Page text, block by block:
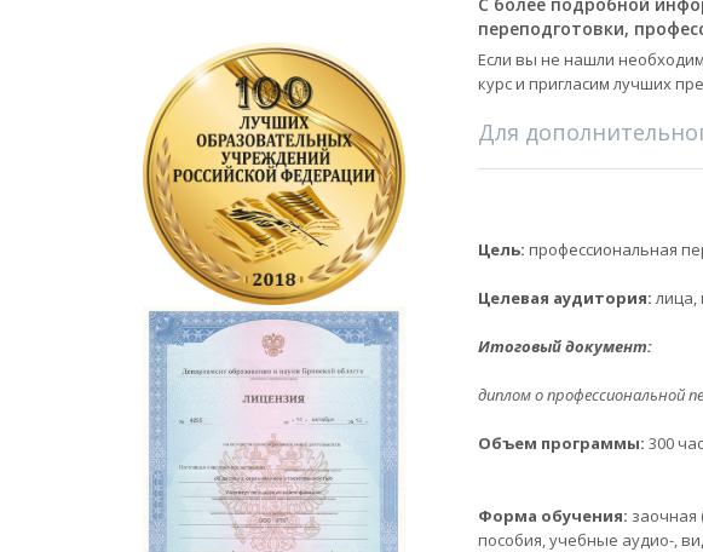
переподготовки,
Если вы не нашли
курс и пригласим лучших
Для
Цель: профессиональная
Целевая аудитория:лица,
Итоговыйдокумент:
диплом о профессиональной
Объем программы: 300
Форма обучения:
пособия, учебные аудио-,